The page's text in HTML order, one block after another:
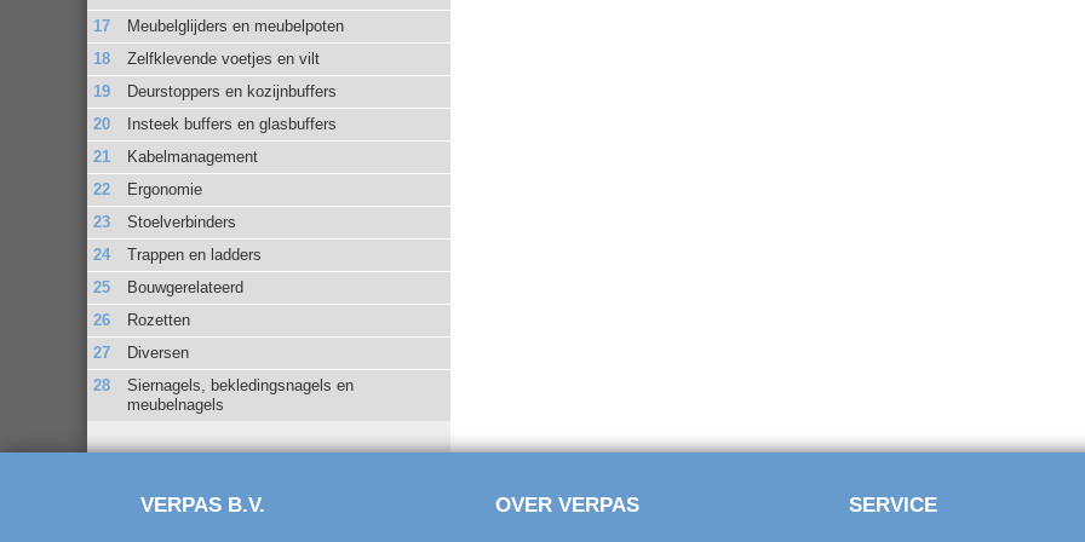
Meubelglijders en meubelpoten
Zelfklevende voetjes en vilt
Deurstoppers en kozijnbuffers
Insteek buffers en glasbuffers
Kabelmanagement
Ergonomie
Stoelverbinders
Trappen en ladders
Bouwgerelateerd
Rozetten
Diversen
Siernagels, bekledingsnagels en
meubelnagels
VERPAS B.V. OVER VERPAS SERVICE